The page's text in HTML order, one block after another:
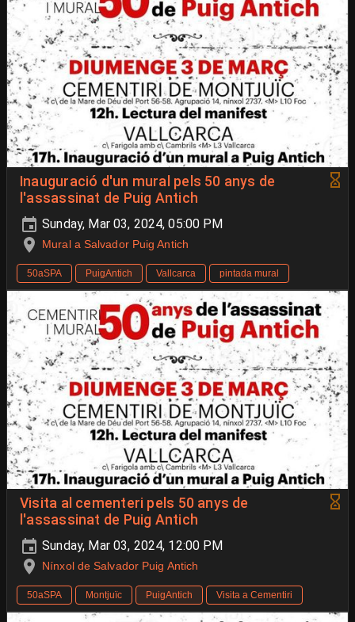
Inauguració d'un mural pels 50 anys de
l'assassinat de Puig Antich
Sunday, Mar 03, 2024, 05:00 PM
Mural a Salvador Puig Antich
50aSPA PuigAntich Vallcarca pintada mural
Visita al cementeri pels 50 anys de
l'assassinat de Puig Antich
Sunday, Mar 03, 2024, 12:00 PM
Nínxol de Salvador Puig Antich
50aSPA Montjuïc PuigAntich Visita a Cementiri